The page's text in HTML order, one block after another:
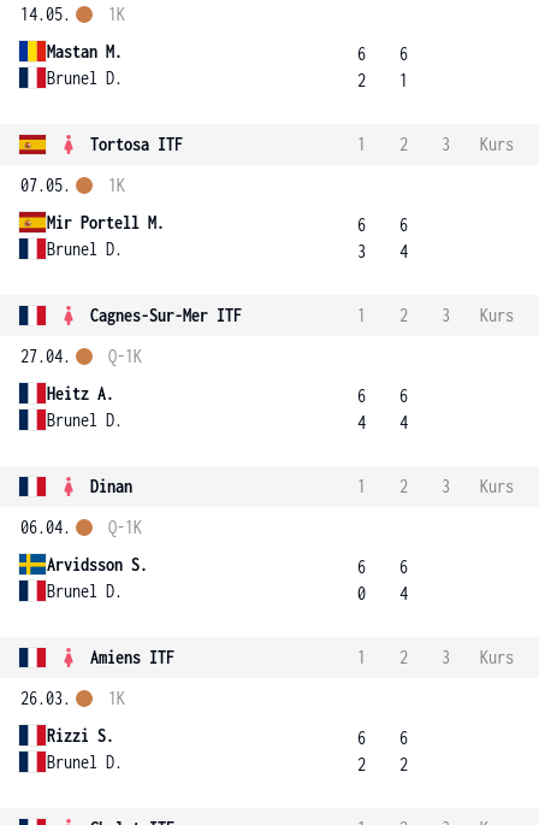
14.05.
Mastan M.
Brunel D.
1K
6
2
6
1
Tortosa ITF 1 2 3
Kurs
07.05.
Mir Portell M.
Brunel D.
1K
6
3
6
4
Cagnes-Sur-Mer ITF 1 2 3
Kurs
27.04.
Heitz A.
Brunel D.
Q-1K
6
4
6
4
Dinan 1 2 3
Kurs
06.04.
Arvidsson S.
Brunel D.
Q-1K
6
0
6
4
Amiens ITF 1 2 3
Kurs
26.03.
Rizzi S.
Brunel D.
1K
6
2
6
2